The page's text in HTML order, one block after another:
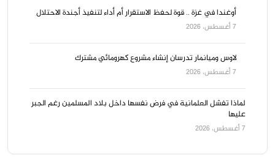
أوغندا في غزة .. قوة لحفظ الاستقرار أم أداء لتنفيذ أجندة الاحتلال
7 أغسطس، 2026
لاوس وميانمار تدرسان إنشاء مشروع كهرومائي مشترك
7 أغسطس، 2026
لماذا تفشل العلمانية في فرض نفسها داخل بلاد المسلمين رغم الجبر
عليها
7 أغسطس، 2026